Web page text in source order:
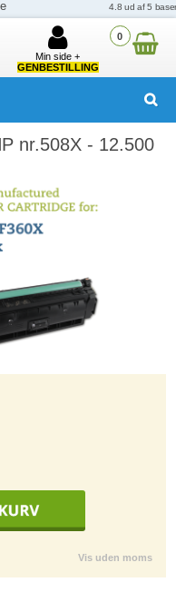
0
Min side +
GENBESTILLING
nr.508X - 12.500
Vis uden moms